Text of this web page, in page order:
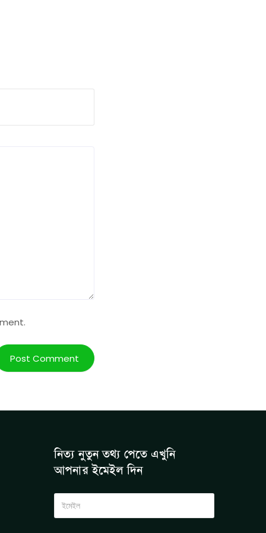
নিত্য নুতুন তথ্য পেতে এখুনি
আপনার ইমেইল দিন